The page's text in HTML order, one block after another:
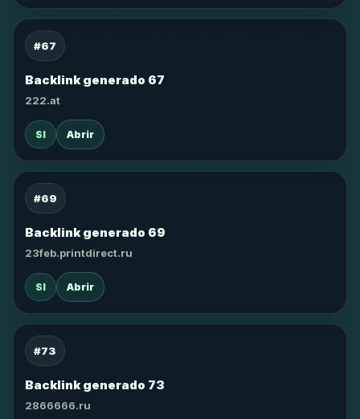
#67
Backlink generado 67
222.at
SI Abrir
#69
Backlink generado 69
23feb.printdirect.ru
SI Abrir
#73
Backlink generado 73
2866666.ru